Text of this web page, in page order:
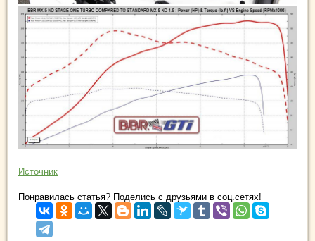
Источник
Понравилась статья? Поделись с друзьями в соц.сетях!